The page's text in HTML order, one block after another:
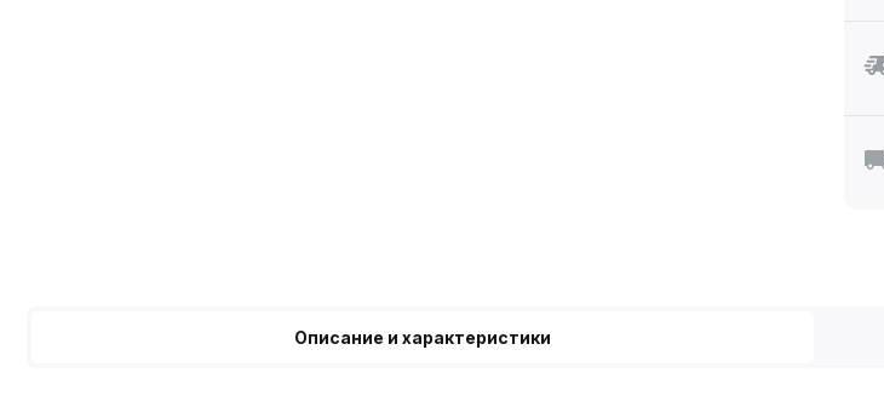
Описание и характеристики